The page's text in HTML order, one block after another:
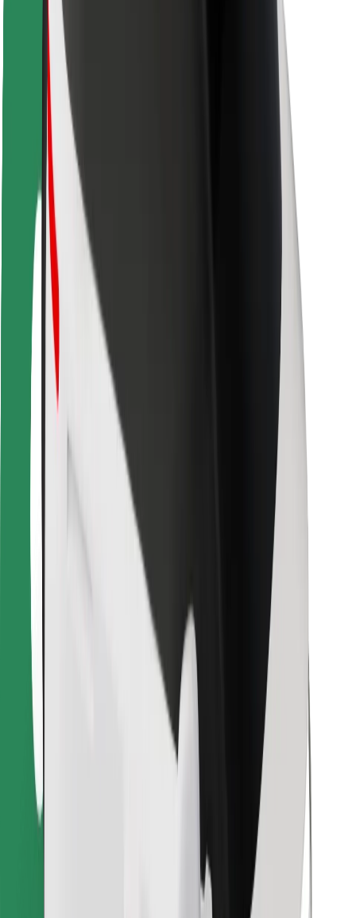
Safety Lab
Cidades
Localizações
Soluções para as cidades
Aeroportos
Estações de carregamento da Bolt
Ajuda
Para passageiros
Para motoristas
Para estafetas
Bolt Food
Para gestores de frota
Para restaurantes
Bolt for Business
Termos & Condições
Uma viagem em poucos minutos!
Instalar app da Bolt
Encontra o teu prato favorito!
Instalar app da Bolt Food